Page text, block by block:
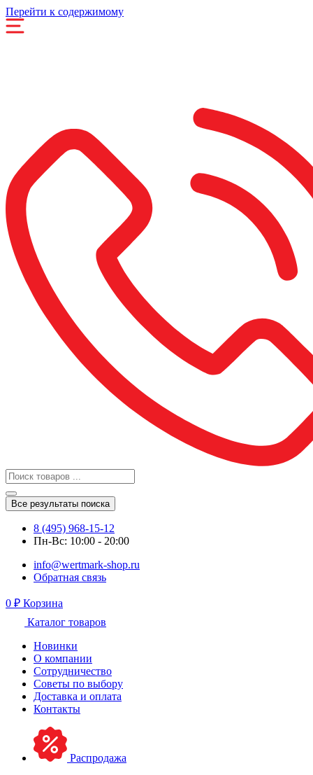
Перейти к содержимому
Все результаты поиска
8 (495) 968-15-12
Пн-Вс: 10:00 - 20:00
info@wertmark-shop.ru
Обратная связь
0 ₽ Корзина
Каталог товаров
Новинки
О компании
Сотрудничество
Советы по выбору
Доставка и оплата
Контакты
Распродажа